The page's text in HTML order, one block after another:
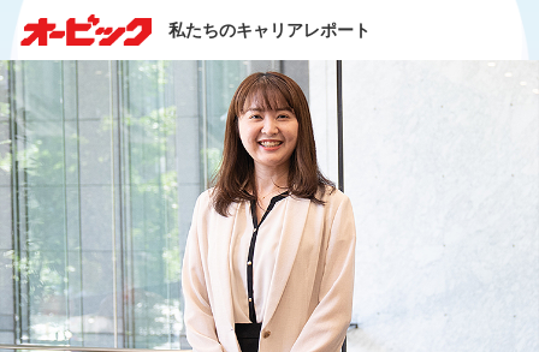
私たちのキャリアレポート